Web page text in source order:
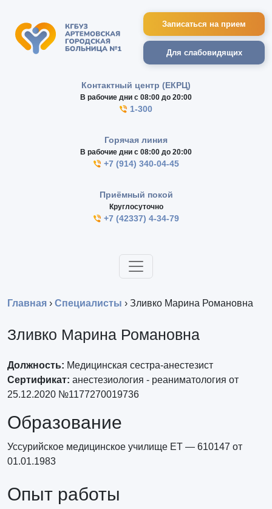
Записаться на прием
Для слабовидящих
Контактный центр (ЕКРЦ)
В рабочие дни с 08:00 до 20:00
1-300
Горячая линия
В рабочие дни с 08:00 до 20:00
+7 (914) 340-04-45
Приёмный покой
Круглосуточно
+7 (42337) 4-34-79
Главная › Специалисты › Зливко Марина Романовна
Зливко Марина Романовна
Должность: Медицинская сестра-анестезист
Сертификат: анестезиология - реаниматология от
25.12.2020 №1177270019736
Образование
Уссурийское медицинское училище ЕТ — 610147 от
01.01.1983
Опыт работы